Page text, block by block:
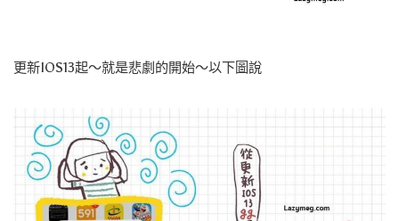
更新IOS13起～就是悲劇的開始～以下圖說